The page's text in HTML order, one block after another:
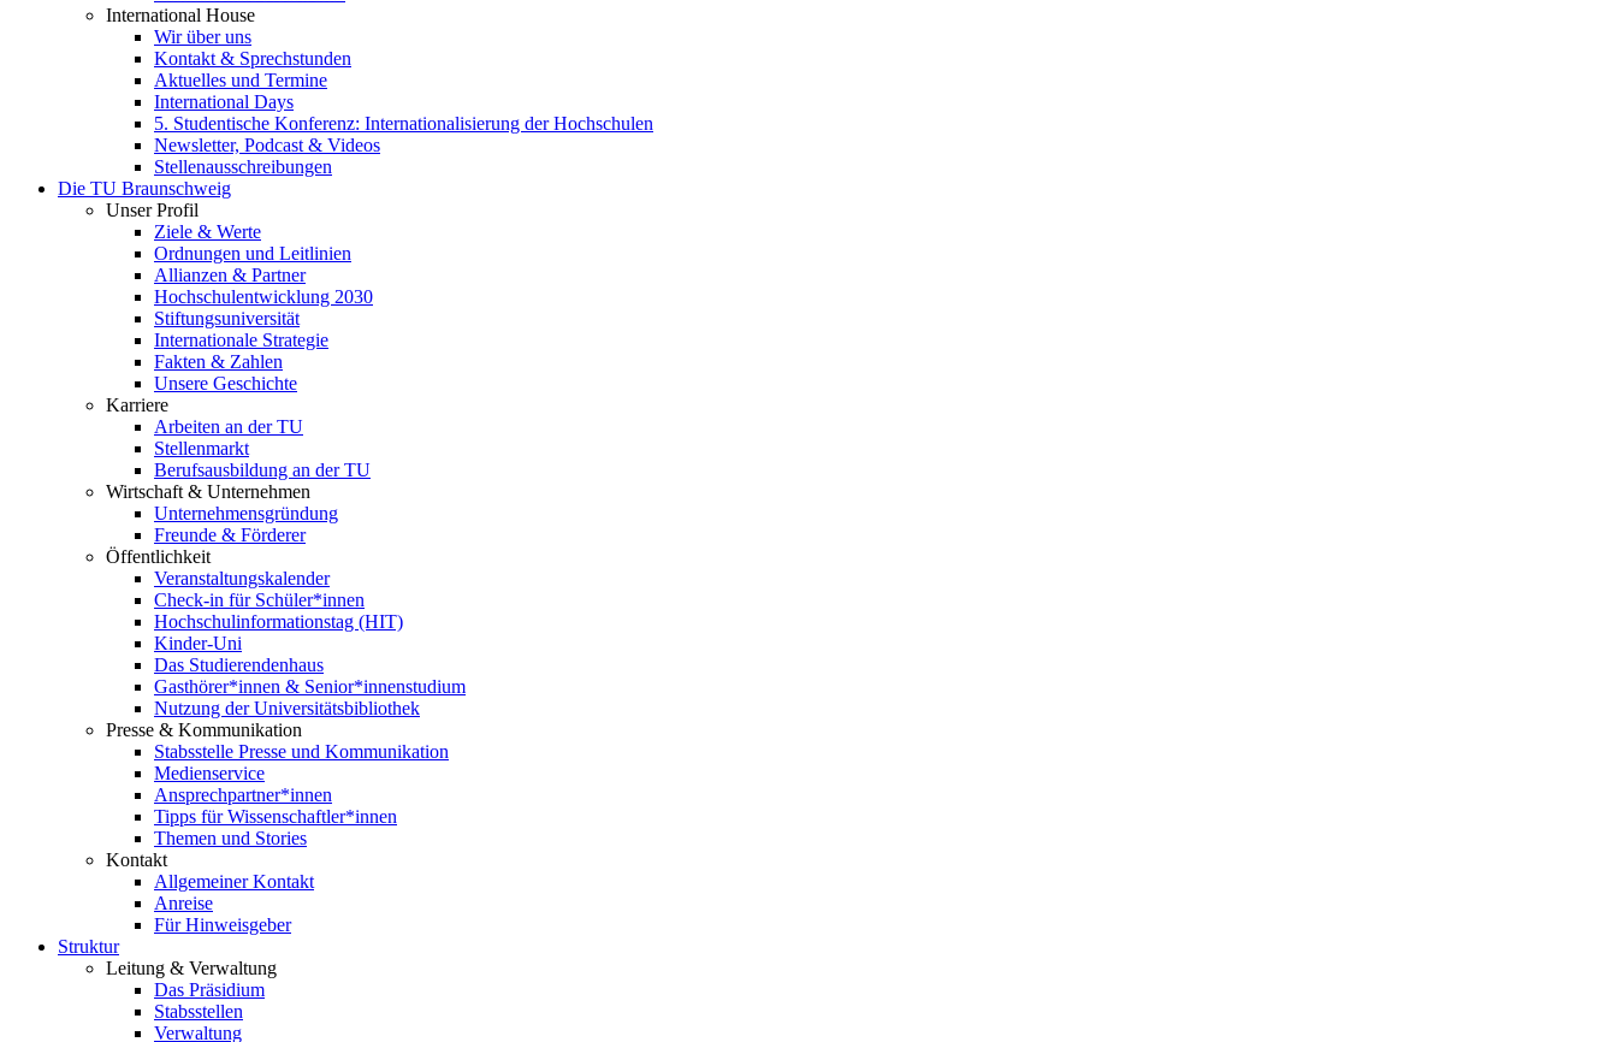
International House
Wir über uns
Kontakt & Sprechstunden
Aktuelles und Termine
International Days
5. Studentische Konferenz: Internationalisierung der Hochschulen
Newsletter, Podcast & Videos
Stellenausschreibungen
Die TU Braunschweig
Unser Profil
Ziele & Werte
Ordnungen und Leitlinien
Allianzen & Partner
Hochschulentwicklung 2030
Stiftungsuniversität
Internationale Strategie
Fakten & Zahlen
Unsere Geschichte
Karriere
Arbeiten an der TU
Stellenmarkt
Berufsausbildung an der TU
Wirtschaft & Unternehmen
Unternehmensgründung
Freunde & Förderer
Öffentlichkeit
Veranstaltungskalender
Check-in für Schüler*innen
Hochschulinformationstag (HIT)
Kinder-Uni
Das Studierendenhaus
Gasthörer*innen & Senior*innenstudium
Nutzung der Universitätsbibliothek
Presse & Kommunikation
Stabsstelle Presse und Kommunikation
Medienservice
Ansprechpartner*innen
Tipps für Wissenschaftler*innen
Themen und Stories
Kontakt
Allgemeiner Kontakt
Anreise
Für Hinweisgeber
Struktur
Leitung & Verwaltung
Das Präsidium
Stabsstellen
Verwaltung